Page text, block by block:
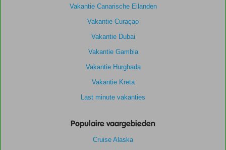
Vakantie Canarische Eilanden
Vakantie Curaçao
Vakantie Dubai
Vakantie Gambia
Vakantie Hurghada
Vakantie Kreta
Last minute vakanties
Populaire vaargebieden
Cruise Alaska